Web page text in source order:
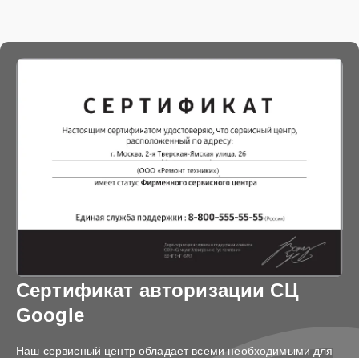
Сертификат авторизации СЦ
Google
Наш сервисный центр обладает всеми необходимыми для